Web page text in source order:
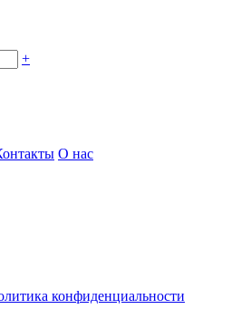
+
О нас
конфиденциальности